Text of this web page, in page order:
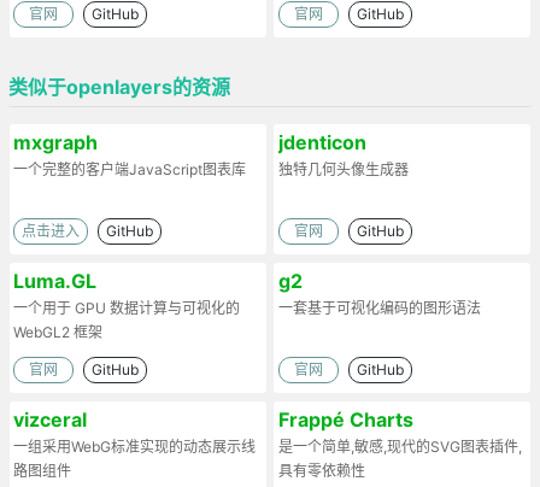
官网 GitHub 官网 GitHub
类似于openlayers的资源
mxgraph
一个完整的客户端JavaScript图表库
点击进入 GitHub
jdenticon
独特几何头像生成器
官网 GitHub
Luma.GL
一个用于 GPU 数据计算与可视化的
WebGL2 框架
官网 GitHub
g2
一套基于可视化编码的图形语法
官网 GitHub
vizceral
一组采用WebG标准实现的动态展示线
路图组件
Frappé Charts
是一个简单,敏感,现代的SVG图表插件,
具有零依赖性